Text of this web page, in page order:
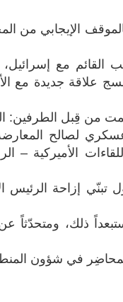
الإيجابي من
القائم مع إسرائيل،
علاقة جديدة مع
من قِبل الطرفين:
عسكري لصالح
الأميركية –
إزاحة الرئيس
ذلك، ومتحدّثاً
في شؤون